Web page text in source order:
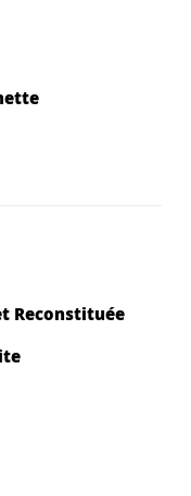
Reconstituée